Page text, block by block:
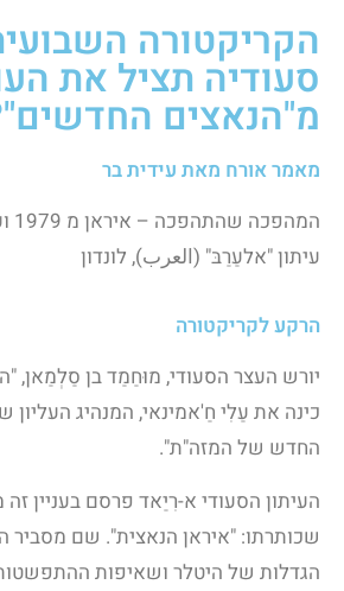
הקריקטורה
סעודיה תציל את
מ"הנאצים
מאמר אורח מאת עידית בר
עיתון "אלעַרַבּ" (العرب), לונדון
הרקע לקריקטורה
יורש העצר הסעודי, מוּחַמַד בן סַלְמַאן,
כינה את עַלִי חַ'אמינאי, המנהיג העליון
החדש של המזה"ת".
העיתון הסעודי א-רִיַאד פרסם בעניין
שכותרתו: "איראן הנאצית". שם מסביר
הגדלות של היטלר ושאיפות